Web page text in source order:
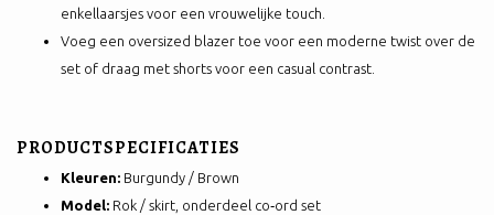
enkellaarsjes voor een vrouwelijke touch.
Voeg een oversized blazer toe voor een moderne twist over de
set of draag met shorts voor een casual contrast.
PRODUCTSPECIFICATIES
Kleuren: Burgundy / Brown
Model: Rok / skirt, onderdeel co‑ord set